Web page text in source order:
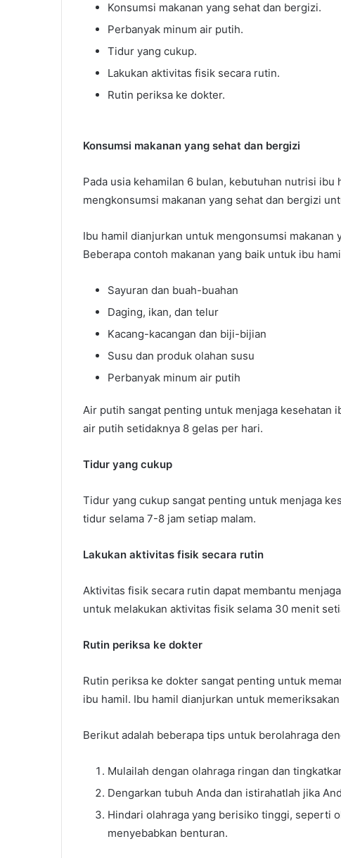
Konsumsi makanan yang sehat dan bergizi.
Perbanyak minum air putih.
Tidur yang cukup.
Lakukan aktivitas fisik secara rutin.
Rutin periksa ke dokter.
Konsumsi makanan yang sehat dan bergizi
Pada usia kehamilan 6 bulan, kebutuhan nutrisi
mengkonsumsi makanan yang sehat dan bergizi
Ibu hamil dianjurkan untuk mengonsumsi makanan
Beberapa contoh makanan yang baik untuk ibu
Sayuran dan buah-buahan
Daging, ikan, dan telur
Kacang-kacangan dan biji-bijian
Susu dan produk olahan susu
Perbanyak minum air putih
Air putih sangat penting untuk menjaga kesehatan
air putih setidaknya 8 gelas per hari.
Tidur yang cukup
Tidur yang cukup sangat penting untuk menjaga
tidur selama 7-8 jam setiap malam.
Lakukan aktivitas fisik secara rutin
Aktivitas fisik secara rutin dapat membantu
untuk melakukan aktivitas fisik selama 30 menit
Rutin periksa ke dokter
Rutin periksa ke dokter sangat penting untuk
ibu hamil. Ibu hamil dianjurkan untuk
Berikut adalah beberapa tips untuk berolahraga
Mulailah dengan olahraga ringan dan
Dengarkan tubuh Anda dan istirahatlah jika
Hindari olahraga yang berisiko tinggi, seperti
menyebabkan benturan.